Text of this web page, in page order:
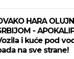
HARA
-
i kuće pod
na sve strane!